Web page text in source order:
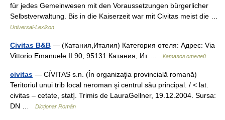
für jedes Gemeinwesen mit den Voraussetzungen bürgerlicher
Selbstverwaltung. Bis in die Kaiserzeit war mit Civitas meist die …
Universal-Lexikon
Civitas B&B — (Катания,Италия) Категория отеля: Адрес: Via
Vittorio Emanuele II 90, 95131 Катания, Ит …
Каталог отелей
civitas — CÍVITAS s.n. (În organizaţia provincială romană)
Teritoriul unui trib local neroman şi centrul său principal. / < lat.
civitas – cetate, stat]. Trimis de LauraGellner, 19.12.2004. Sursa:
DN …
Dicționar Român